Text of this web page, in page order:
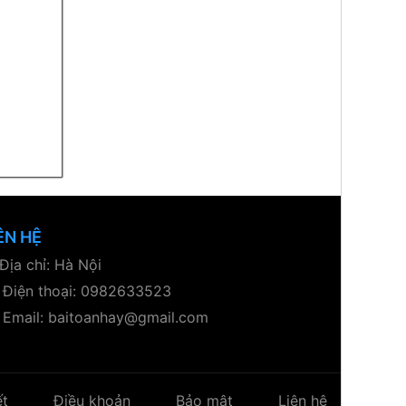
HỆ
Địa chỉ: Hà Nội
Điện thoại: 0982633523
Email: baitoanhay@gmail.com
Điều khoản Bảo mật Liên hệ